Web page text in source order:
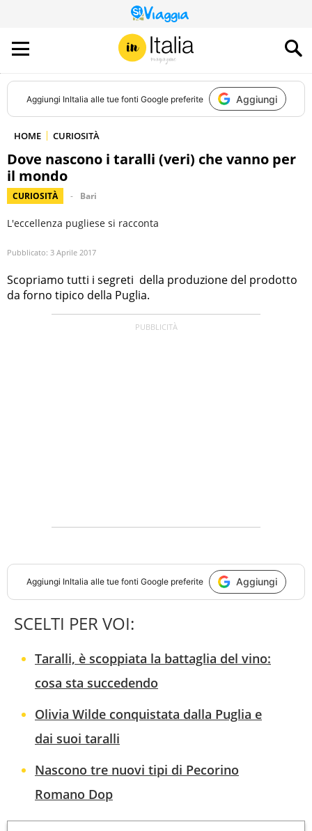
QUESTO
SITO
CONTRIBUISCE
ALL’AUDIENCE
DI
Aggiungi InItalia alle tue fonti Google preferite Aggiungi
HOME CURIOSITÀ
Dove nascono i taralli (veri) che vanno per
il mondo
CURIOSITÀ Bari
L'eccellenza pugliese si racconta
Pubblicato: 3 Aprile 2017
Scopriamo tutti i segreti della produzione del prodotto
da forno tipico della Puglia.
Aggiungi InItalia alle tue fonti Google preferite Aggiungi
SCELTI PER VOI:
Taralli, è scoppiata la battaglia del vino:
cosa sta succedendo
Olivia Wilde conquistata dalla Puglia e
dai suoi taralli
Nascono tre nuovi tipi di Pecorino
Romano Dop